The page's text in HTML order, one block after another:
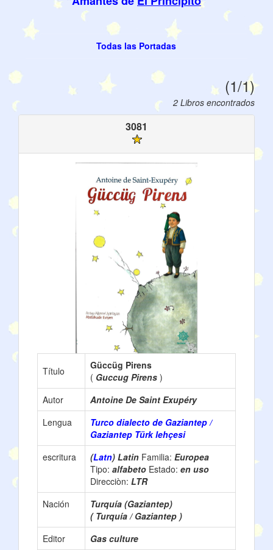
Todas las Portadas
(1/1)
2 Libros encontrados
3081
Título
Güccüg Pirens
( Guccug Pirens )
Autor
Antoine De Saint Exupéry
Lengua
Turco dialecto de Gaziantep /
Gaziantep Türk lehçesi
escritura
(Latn) Latin Familia: Europea
Tipo: alfabeto Estado: en uso
Direcciòn: LTR
Nación
Turquía (Gaziantep)
( Turquía / Gaziantep )
Editor
Gas culture